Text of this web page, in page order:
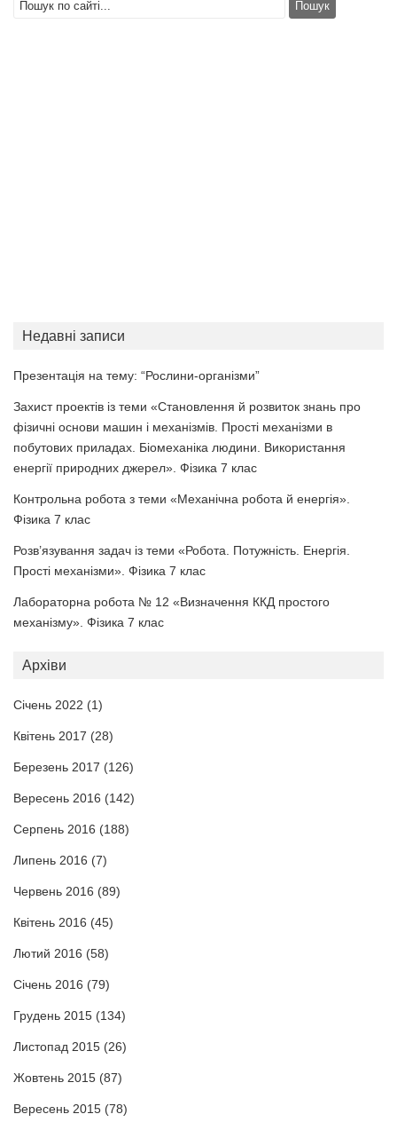
Недавні записи
Презентація на тему: “Рослини-організми”
Захист проектів із теми «Становлення й розвиток знань про
фізичні основи машин і механізмів. Прості механізми в
побутових приладах. Біомеханіка людини. Використання
енергії природних джерел». Фізика 7 клас
Контрольна робота з теми «Механічна робота й енергія».
Фізика 7 клас
Розв’язування задач із теми «Робота. Потужність. Енергія.
Прості механізми». Фізика 7 клас
Лабораторна робота № 12 «Визначення ККД простого
механізму». Фізика 7 клас
Архіви
Січень 2022 (1)
Квітень 2017 (28)
Березень 2017 (126)
Вересень 2016 (142)
Серпень 2016 (188)
Липень 2016 (7)
Червень 2016 (89)
Квітень 2016 (45)
Лютий 2016 (58)
Січень 2016 (79)
Грудень 2015 (134)
Листопад 2015 (26)
Жовтень 2015 (87)
Вересень 2015 (78)